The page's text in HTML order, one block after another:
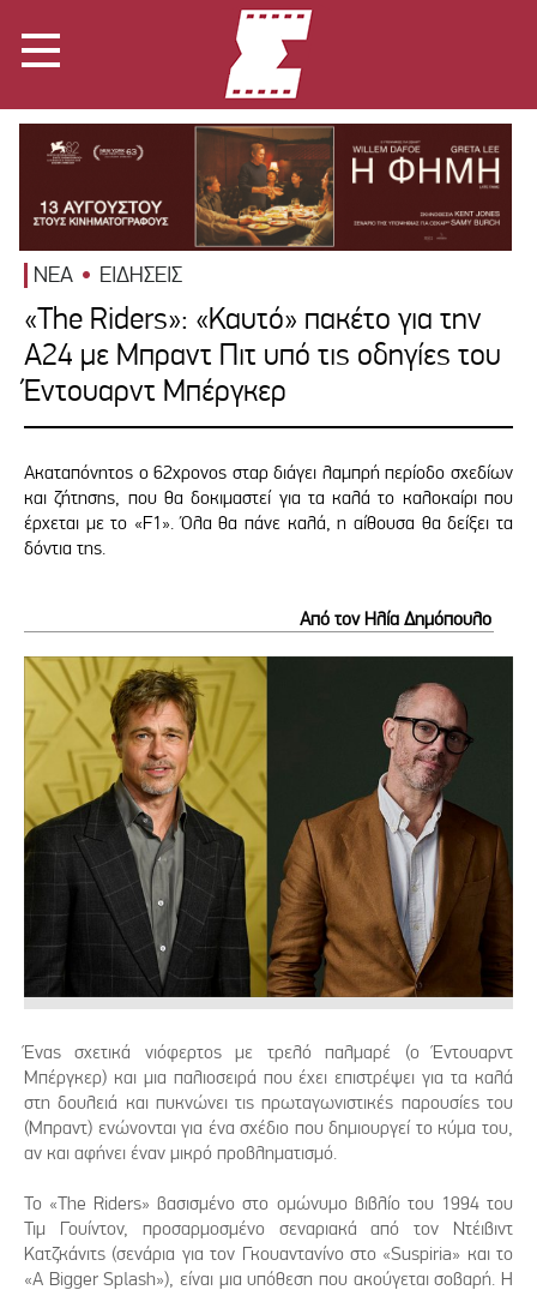
ΝΕΑ ΕΙΔΗΣΕΙΣ
«The Riders»: «Καυτό» πακέτο για την
Α24 με Μπραντ Πιτ υπό τις οδηγίες του
Έντουαρντ Μπέργκερ
Ακαταπόνητος ο 62χρονος σταρ διάγει λαμπρή περίοδο σχεδίων
και ζήτησης, που θα δοκιμαστεί για τα καλά το καλοκαίρι που
έρχεται με το «F1». Όλα θα πάνε καλά, η αίθουσα θα δείξει τα
δόντια της.
Από τον Ηλία Δημόπουλο
Ένας σχετικά νιόφερτος με τρελό παλμαρέ (ο Έντουαρντ
Μπέργκερ) και μια παλιοσειρά που έχει επιστρέψει για τα καλά
στη δουλειά και πυκνώνει τις πρωταγωνιστικές παρουσίες του
(Μπραντ) ενώνονται για ένα σχέδιο που δημιουργεί το κύμα του,
αν και αφήνει έναν μικρό προβληματισμό.
Το «The Riders» βασισμένο στο ομώνυμο βιβλίο του 1994 του
Τιμ Γουίντον, προσαρμοσμένο σεναριακά από τον Ντέιβιντ
Κατζκάνιτς (σενάρια για τον Γκουαντανίνο στο «Suspiria» και το
«A Bigger Splash»), είναι μια υπόθεση που ακούγεται σοβαρή. Η